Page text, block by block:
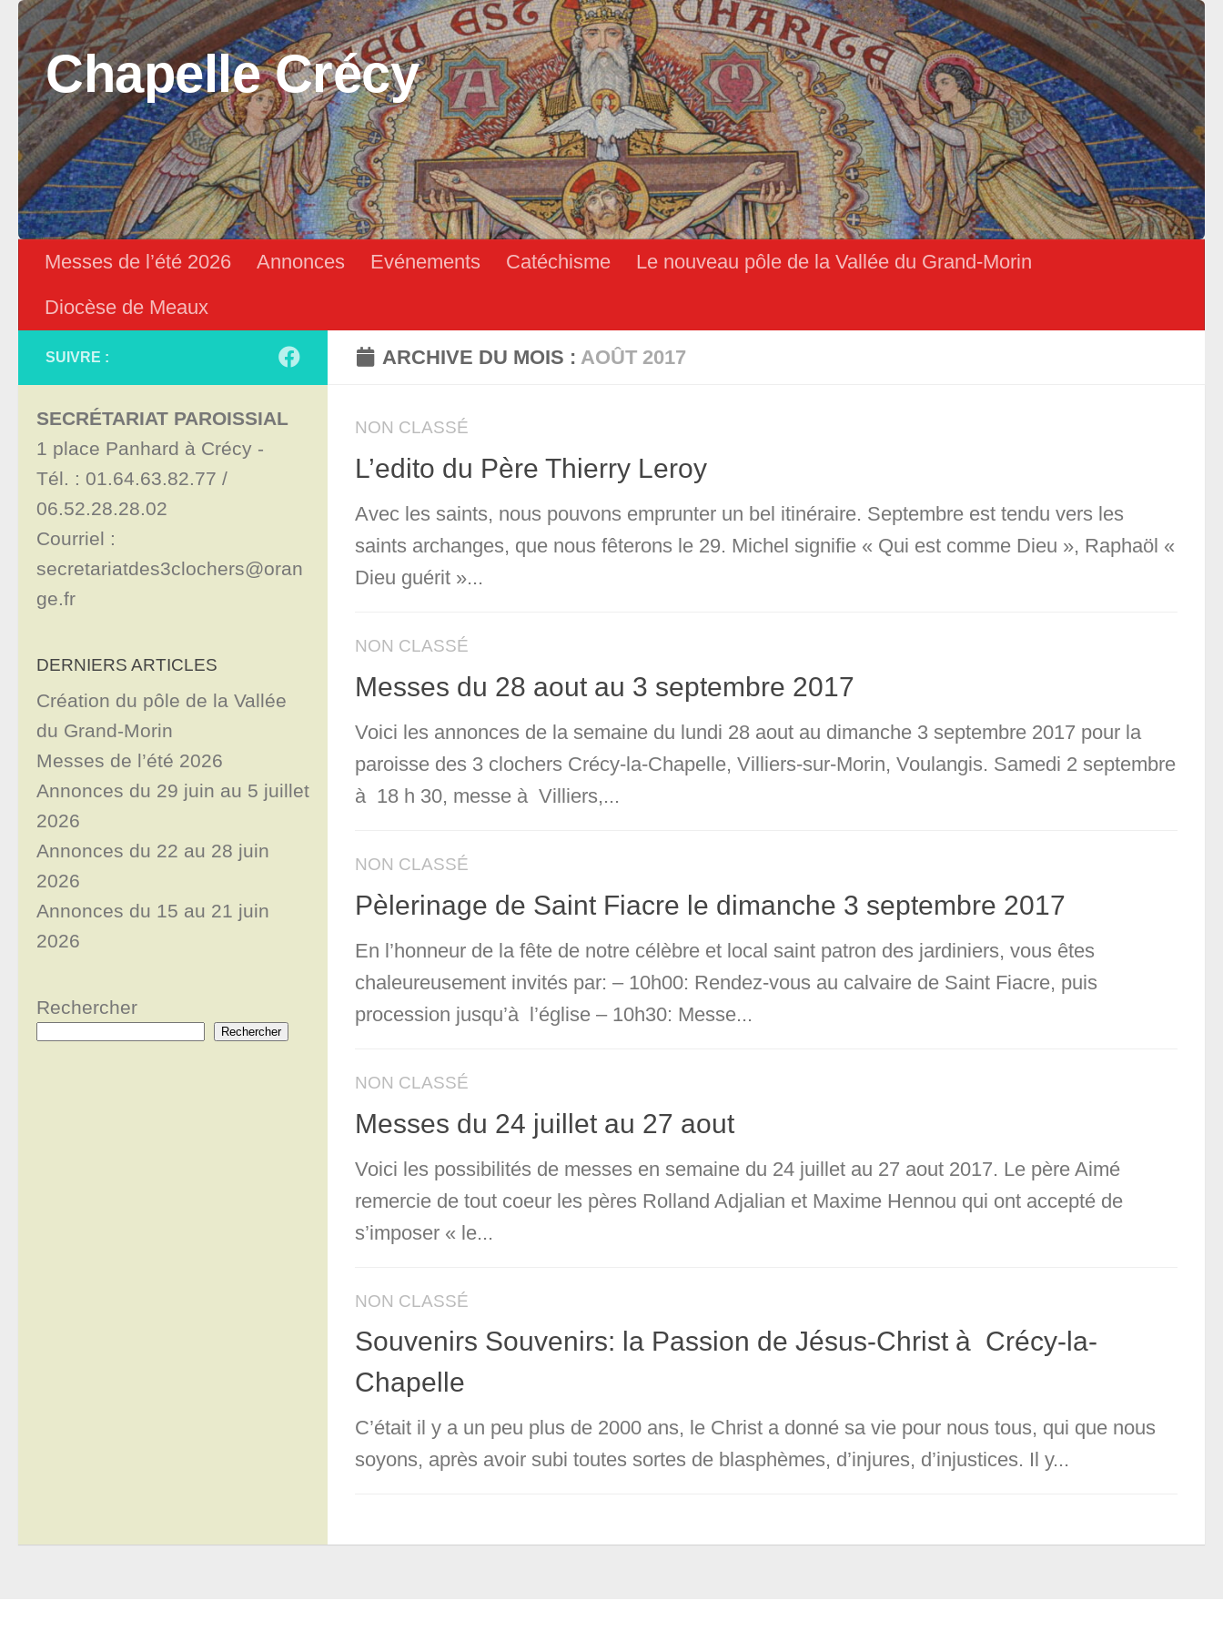
Skip to content
Chapelle Crécy
Messes de l’été 2026 Annonces Evénements Catéchisme
Le nouveau pôle de la Vallée du Grand-Morin
Diocèse de Meaux
ARCHIVE DU MOIS : AOÛT 2017
NON CLASSÉ
L’edito du Père Thierry Leroy
Avec les saints, nous pouvons emprunter un bel itinéraire. Septembre est tendu vers les
saints archanges, que nous fêterons le 29. Michel signifie « Qui est comme Dieu », Raphaöl «
Dieu guérit »...
NON CLASSÉ
Messes du 28 aout au 3 septembre 2017
Voici les annonces de la semaine du lundi 28 aout au dimanche 3 septembre 2017 pour la
paroisse des 3 clochers Crécy-la-Chapelle, Villiers-sur-Morin, Voulangis. Samedi 2 septembre
à 18 h 30, messe à Villiers,...
NON CLASSÉ
Pèlerinage de Saint Fiacre le dimanche 3 septembre 2017
En l’honneur de la fête de notre célèbre et local saint patron des jardiniers, vous êtes
chaleureusement invités par: – 10h00: Rendez-vous au calvaire de Saint Fiacre, puis
procession jusqu’à l’église – 10h30: Messe...
NON CLASSÉ
Messes du 24 juillet au 27 aout
Voici les possibilités de messes en semaine du 24 juillet au 27 aout 2017. Le père Aimé
remercie de tout coeur les pères Rolland Adjalian et Maxime Hennou qui ont accepté de
s’imposer « le...
NON CLASSÉ
Souvenirs Souvenirs: la Passion de Jésus-Christ à Crécy-la-
Chapelle
C’était il y a un peu plus de 2000 ans, le Christ a donné sa vie pour nous tous, qui que nous
soyons, après avoir subi toutes sortes de blasphèmes, d’injures, d’injustices. Il y...
SUIVRE :
SECRÉTARIAT PAROISSIAL
1 place Panhard à Crécy -
Tél. : 01.64.63.82.77 /
06.52.28.28.02
Courriel :
secretariatdes3clochers@oran
ge.fr
DERNIERS ARTICLES
Création du pôle de la Vallée
du Grand-Morin
Messes de l’été 2026
Annonces du 29 juin au 5 juillet
2026
Annonces du 22 au 28 juin
2026
Annonces du 15 au 21 juin
2026
Rechercher
Rechercher